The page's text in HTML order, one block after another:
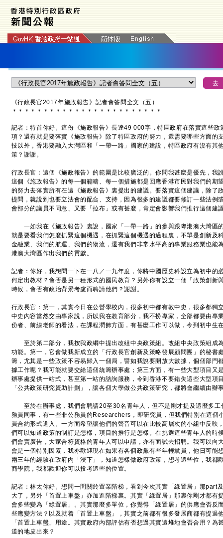
《行政長官2017年施政報告》記者會答問全文（五）
＊ ＊ ＊ ＊ ＊ ＊ ＊ ＊ ＊ ＊ ＊ ＊ ＊ ＊ ＊ ＊ ＊ ＊ ＊ ＊ ＊ ＊ ＊ ＊
記者：特首你好。這份《施政報告》長達49 000字，特區政府在落實這些
項？還有就是要落實《施政報告》除了特區政府的努力，還需要哪些方面的
技以外，香港要融入大灣區和「一帶一路」國家的建設，特區政府有沒有其
策？謝謝。
行政長官：這個《施政報告》的範圍是比較廣泛的。你問我甚麼是優先，我
這個《施政報告》的每一個範疇、每一個措施都是回應香港市民對我們的期
的努力去落實所有在這《施政報告》裏提出的建議。要落實這個建議，除了
提問，就說到也要立法會的配合、支持，因為很多的建議都要修訂一些法例
會部分的議員不同意、又要「拉布」或有甚麼，肯定會影響我們推行這個建
一如我在《施政報告》裏說，國家「一帶一路」的參與跟粵港澳大灣區
就是要看我們怎麼抓緊這個機遇，在抓緊這個機遇的過程裏，不單是創新及
金融業、我們的航運、我們的物流，還有我們非常水平高的專業服務業也能
港澳大灣區作出我們的貢獻。
記者：你好，我想問一下在一八／一九年度，你將中國歷史科設立為初中的
何定出教材？會否是另一種形式的國民教育？另外你有設立一個「政策創新
時候，會否有政治背景考慮而聘請他們？謝謝。
行政長官：第一，其實今日在公營學校內，很多初中都有教中史，很多都獨
中史內容當然交由專家說，所以我在教育部分，我不扮專家，全部都要由專
份者、前線老師的看法，在課程潤飾方面，有甚麼工作可以做，令到初中生
至於第二部分，我按我政綱中提出改組中央政策組。改組中央政策組成
功能。第一，它會做我新成立的「行政長官創新及策略發展顧問團」的秘書
籌，尤其是一些政策不容易歸入一個局，譬如我說要開放大數據，個個部門
據工作呢？我可能就要交給這個統籌辦事處；第三方面，有一些大型項目又
辦事處提供一站式，甚至第一站的諮詢服務，令到香港不要錯失這些大型項
「公共政策研究資助計劃」，讓各個大學做公共政策研究，都將會繼續由辦
至於在辦事處，我們會聘請20至30名青年人，但不是剛才提及這麼多工
務員同事，有一些非公務員的Researchers，即研究員，但我們特別在這個
員合約形式進入。一方面希望讓他們的聲音可以在比較高層次的小組中反映
們可以知道政策的制訂是怎樣，項目的推行是怎樣。在挑選這些青年人的時
們會賣廣告，大家合符資格的青年人可以申請，亦有面試去招聘。我可以向
會是一個特別因素，我亦歡迎現在如果有各個政黨有些年輕黨員，他日可能
兩三年的經驗在政府內「浸下」，知道怎樣做政府政策，想考這些位，我都
商學院，我都歡迎你可以投考這些的位置。
記者：林太你好。想問一問關於置業階梯，看到今次其實「綠置居」那part
大了，另外「首置上車盤」亦加進階梯裏。其實「綠置居」那裏你剛才都有
會多些變為「綠置居」。其實那麼多單位，你覺得「綠置居」的供應會否反
些應變方法？以及就着「首置上車盤」，其實之前都有很多發展商都有提過
「首置上車盤」用途。其實政府內部評估有否想過其實這堆地會否合用？
道的地皮出來？